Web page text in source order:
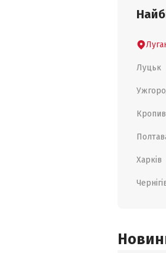
Луцьк
Харків